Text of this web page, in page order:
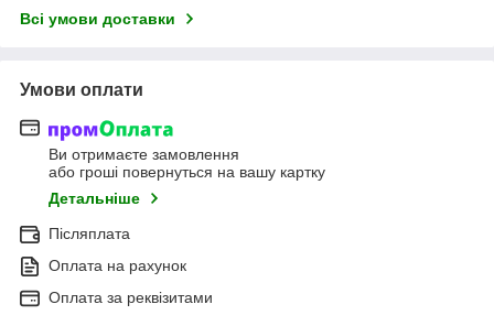
Всі умови доставки
Умови оплати
Ви отримаєте замовлення
або гроші повернуться на вашу картку
Детальніше
Післяплата
Оплата на рахунок
Оплата за реквізитами